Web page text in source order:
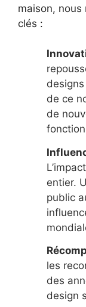
maison, nous
clés :
de ce
de
entier.
public
les
des
design